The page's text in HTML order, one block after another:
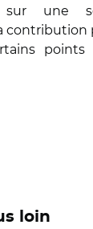
une
contribution
points
loin